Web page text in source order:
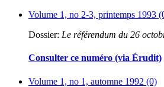
Volume 1, no 2-3, printemps 1993
Dossier: Le référendum du 26
Consulter ce numéro (via Érudit)
Volume 1, no 1, automne 1992 (0)